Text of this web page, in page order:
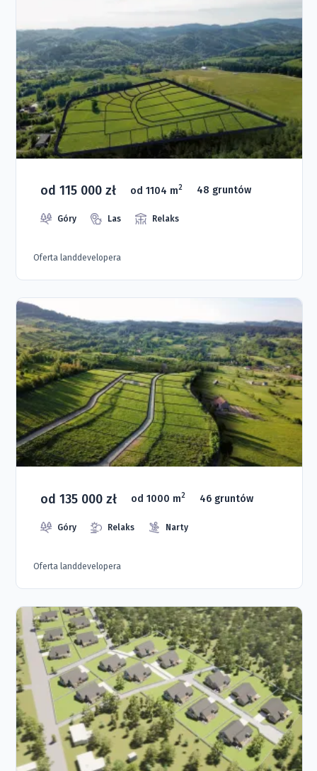
od 115 000 zł od 1104 m2 48 gruntów
Góry Las Relaks
Oferta landdevelopera
od 135 000 zł od 1000 m2 46 gruntów
Góry Relaks Narty
Oferta landdevelopera